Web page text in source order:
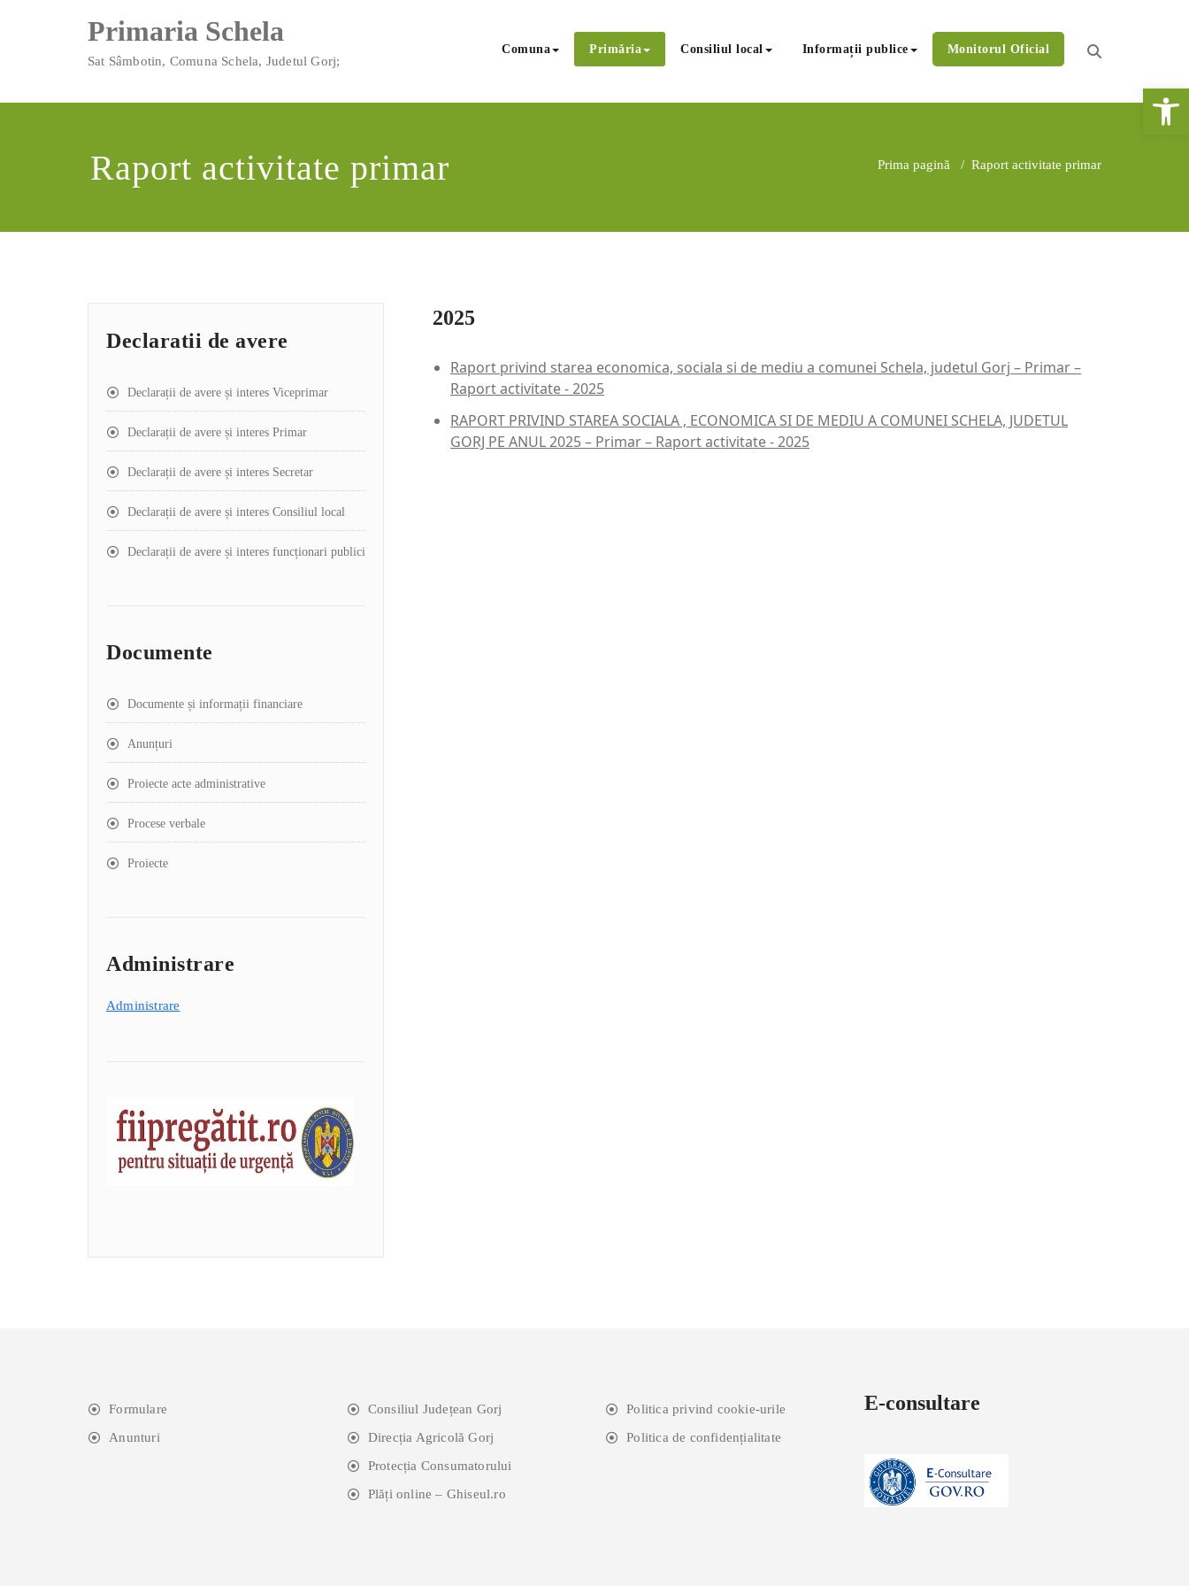
Primaria Schela
Sat Sâmbotin, Comuna Schela, Judetul Gorj;
Comuna Primăria Consiliul local Informații publice Monitorul Oficial
Raport activitate primar Prima pagină / Raport activitate primar
2025
Raport privind starea economica, sociala si de mediu a comunei Schela, judetul Gorj – Primar –
Raport activitate - 2025
RAPORT PRIVIND STAREA SOCIALA , ECONOMICA SI DE MEDIU A COMUNEI SCHELA, JUDETUL
GORJ PE ANUL 2025 – Primar – Raport activitate - 2025
Declaratii de avere
Declarații de avere și interes Viceprimar
Declarații de avere și interes Primar
Declarații de avere și interes Secretar
Declarații de avere și interes Consiliul local
Declarații de avere și interes funcționari publici
Documente
Documente și informații financiare
Anunțuri
Proiecte acte administrative
Procese verbale
Proiecte
Administrare
Administrare
Formulare
Anunturi
Consiliul Județean Gorj
Direcția Agricolă Gorj
Protecția Consumatorului
Plăți online – Ghiseul.ro
Politica privind cookie-urile
Politica de confidențialitate
E-consultare